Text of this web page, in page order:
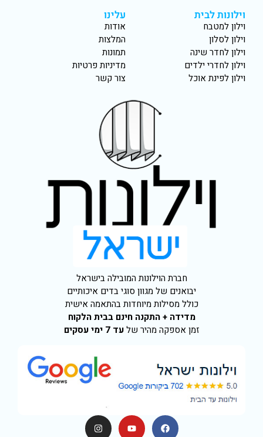
וילונות לבית
וילון למטבח
וילון לסלון
וילון לחדר שינה
וילון לחדרי ילדים
וילון לפינת אוכל
עלינו
אודות
המלצות
תמונות
מדיניות פרטיות
צור קשר
חברת הוילונות המובילה בישראל
יבואנים של מגוון סוגי בדים איכותיים
כולל מסילות מיוחדות בהתאמה אישית
מדידה + התקנה חינם בבית הלקוח
זמן אספקה מהיר שלעד 7 ימי עסקים